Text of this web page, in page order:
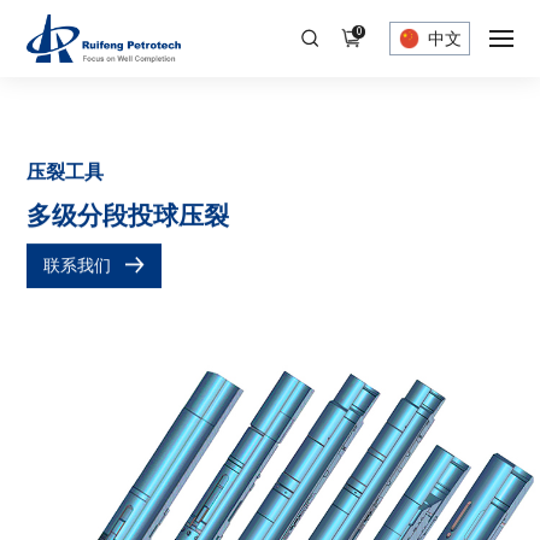
0 中文
压裂工具
多级分段投球压裂
联系我们